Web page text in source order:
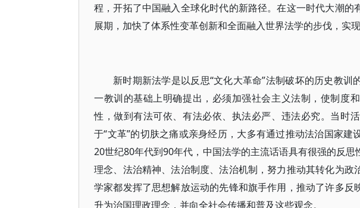
程，开拓了中国融入全球化时代的新路径。在这一时代大潮
展期，加快了体系性变革创新和全面融入世界法学的步伐，实
新时期新法学是以反思“文化大革命”法制破坏的历史教
一教训的基础上明确提出，必须加强社会主义法制，使制度
性，做到有法可依、有法必依、执法必严、违法必究。当时
于“文革”的切肤之痛或亲身经历，大多有通过推动法治国家
20世纪80年代到90年代，中国法学的主流话语具有很强的反
理念、法治精神、法治制度、法治机制，努力推动其转化为
学家都发挥了思想解放运动的先锋和旗手作用，推动了许多
升为治国理政理念，并向全社会传播和普及这些观念。